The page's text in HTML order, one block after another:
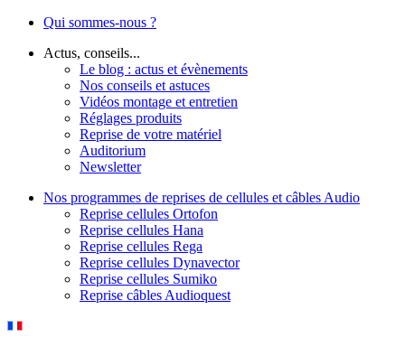
Qui sommes-nous ?
Actus, conseils...
Le blog : actus et évènements
Nos conseils et astuces
Vidéos montage et entretien
Réglages produits
Reprise de votre matériel
Auditorium
Newsletter
Nos programmes de reprises de cellules et câbles Audio
Reprise cellules Ortofon
Reprise cellules Hana
Reprise cellules Rega
Reprise cellules Dynavector
Reprise cellules Sumiko
Reprise câbles Audioquest